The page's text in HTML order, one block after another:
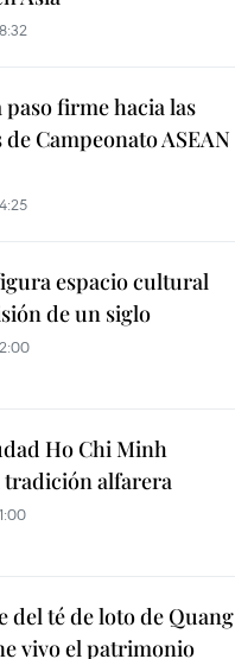
paso firme hacia las
Campeonato ASEAN
espacio cultural
de un siglo
Ho Chi Minh
tradición alfarera
del té de loto de Quang
vivo el patrimonio